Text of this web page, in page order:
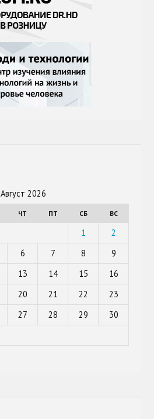
Август 2026
ЧТ ПТ СБ ВС
1
2
6 7 8
9
13 14 15
16
20 21 22
23
27 28 29
30